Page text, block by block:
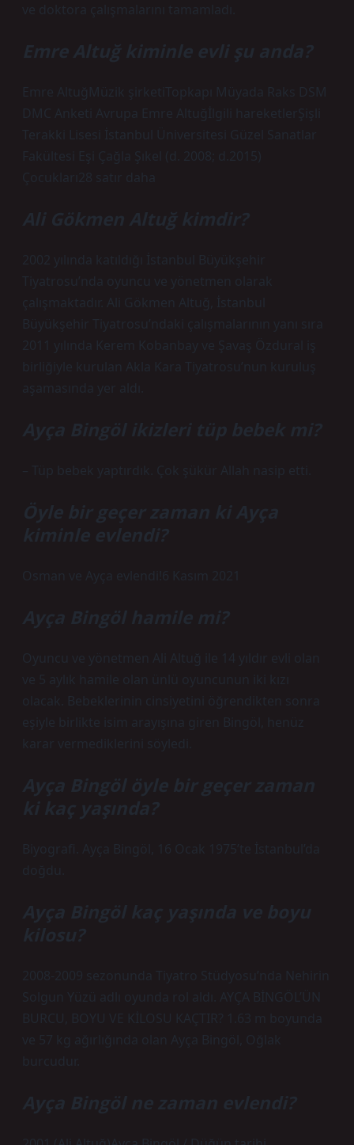
ve doktora çalışmalarını tamamladı.
Emre Altuğ kiminle evli şu anda?
Emre AltuğMüzik şirketiTopkapı Müyada Raks DSM
DMC Anketi Avrupa Emre Altuğİlgili hareketlerŞişli
Terakki Lisesi İstanbul Üniversitesi Güzel Sanatlar
Fakültesi Eşi Çağla Şıkel (d. 2008; d.2015)
Çocukları28 satır daha
Ali Gökmen Altuğ kimdir?
2002 yılında katıldığı İstanbul Büyükşehir
Tiyatrosu’nda oyuncu ve yönetmen olarak
çalışmaktadır. Ali Gökmen Altuğ, İstanbul
Büyükşehir Tiyatrosu’ndaki çalışmalarının yanı sıra
2011 yılında Kerem Kobanbay ve Şavaş Özdural iş
birliğiyle kurulan Akla Kara Tiyatrosu’nun kuruluş
aşamasında yer aldı.
Ayça Bingöl ikizleri tüp bebek mi?
– Tüp bebek yaptırdık. Çok şükür Allah nasip etti.
Öyle bir geçer zaman ki Ayça
kiminle evlendi?
Osman ve Ayça evlendi!6 Kasım 2021
Ayça Bingöl hamile mi?
Oyuncu ve yönetmen Ali Altuğ ile 14 yıldır evli olan
ve 5 aylık hamile olan ünlü oyuncunun iki kızı
olacak. Bebeklerinin cinsiyetini öğrendikten sonra
eşiyle birlikte isim arayışına giren Bingöl, henüz
karar vermediklerini söyledi.
Ayça Bingöl öyle bir geçer zaman
ki kaç yaşında?
Biyografi. Ayça Bingöl, 16 Ocak 1975’te İstanbul’da
doğdu.
Ayça Bingöl kaç yaşında ve boyu
kilosu?
2008-2009 sezonunda Tiyatro Stüdyosu’nda Nehirin
Solgun Yüzü adlı oyunda rol aldı. AYÇA BİNGÖL’ÜN
BURCU, BOYU VE KİLOSU KAÇTIR? 1.63 m boyunda
ve 57 kg ağırlığında olan Ayça Bingöl, Oğlak
Ayça Bingöl ne zaman evlendi?